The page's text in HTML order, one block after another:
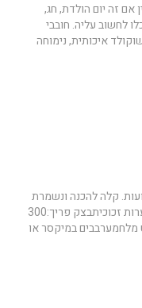
אם זה יום הולדת, חג,
לחשוב עליה. חובבי
איכותית, נימוחה
קלה להכנה ונשמרת
בקרור. תבנית אלומיניום בקוטר 20 ס"מ2 קערות זכוכיתבצק פריך:300
גרם סוכרקורט מלחמערבבים במיקסר או